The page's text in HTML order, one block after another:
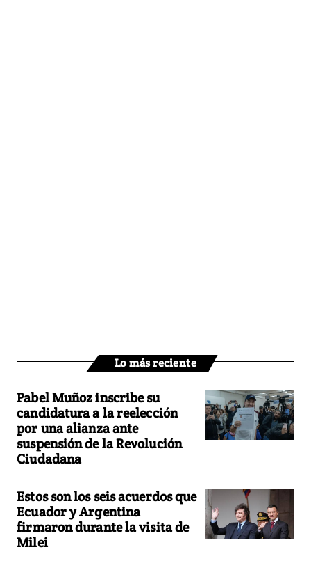
Lo más reciente
Pabel Muñoz inscribe su
candidatura a la reelección
por una alianza ante
suspensión de la Revolución
Ciudadana
Estos son los seis acuerdos que
Ecuador y Argentina
firmaron durante la visita de
Milei